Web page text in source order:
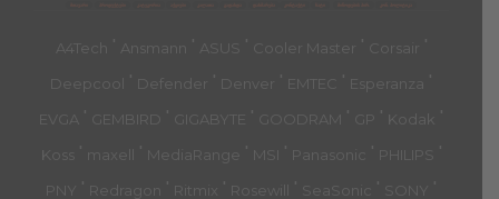
მთავარი კალათა
A4Tech ' Ansmann ' ASUS ' Cooler Master ' Corsair '
Deepcool ' Defender ' Denver ' EMTEC ' Esperanza '
EVGA ' GEMBIRD ' GIGABYTE ' GOODRAM ' GP ' Kodak '
Koss ' maxell ' MediaRange ' MSI ' Panasonic ' PHILIPS '
PNY ' Redragon ' Ritmix ' Rosewill ' SeaSonic ' SONY '